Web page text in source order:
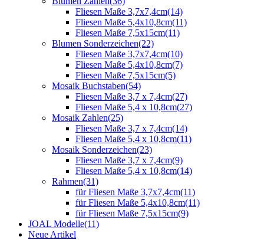
Fliesen Maße 3,7x7,4cm(14)
Fliesen Maße 5,4x10,8cm(11)
Fliesen Maße 7,5x15cm(11)
Blumen Sonderzeichen(22)
Fliesen Maße 3,7x7,4cm(10)
Fliesen Maße 5,4x10,8cm(7)
Fliesen Maße 7,5x15cm(5)
Mosaik Buchstaben(54)
Fliesen Maße 3,7 x 7,4cm(27)
Fliesen Maße 5,4 x 10,8cm(27)
Mosaik Zahlen(25)
Fliesen Maße 3,7 x 7,4cm(14)
Fliesen Maße 5,4 x 10,8cm(11)
Mosaik Sonderzeichen(23)
Fliesen Maße 3,7 x 7,4cm(9)
Fliesen Maße 5,4 x 10,8cm(14)
Rahmen(31)
für Fliesen Maße 3,7x7,4cm(11)
für Fliesen Maße 5,4x10,8cm(11)
für Fliesen Maße 7,5x15cm(9)
JOAL Modelle(11)
Neue Artikel